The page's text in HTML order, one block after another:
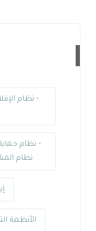
- نظام
- نظام
نظام
الأنظمة